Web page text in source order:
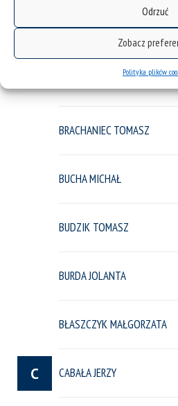
Odrzuć
Zobacz
Polityka plików
BOCOŃ ANNA
BRACHANIEC TOMASZ
BUCHA MICHAŁ
BUDZIK TOMASZ
BURDA JOLANTA
BŁASZCZYK MAŁGORZATA
C CABAŁA JERZY